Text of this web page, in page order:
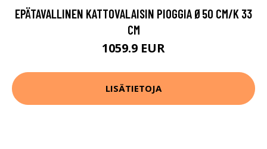
EPÄTAVALLINEN KATTOVALAISIN PIOGGIA Ø50 CM/K 33
CM
1059.9 EUR
LISÄTIETOJA